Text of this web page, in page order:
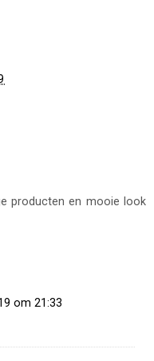
producten en mooie look
om 21:33